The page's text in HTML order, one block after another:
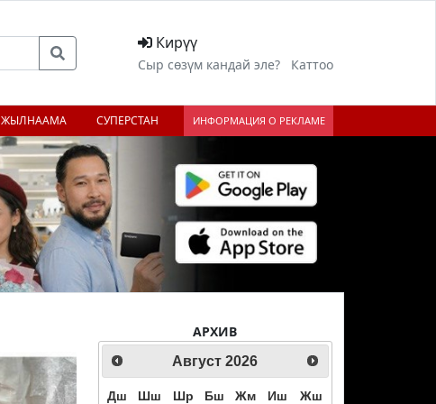
Кирүү
Сыр сөзүм кандай эле? Каттоо
ЖЫЛНААМА СУПЕРСТАН ИНФОРМАЦИЯ О РЕКЛАМЕ
АРХИВ
Август 2026
Дш Шш Шр Бш Жм Иш Жш